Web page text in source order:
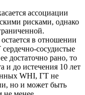
ассоциации
рисками, однако
в отношении
сосудистые
достаточно рано, то
и до истечения 10 лет
WHI, ГТ не
но и может быть